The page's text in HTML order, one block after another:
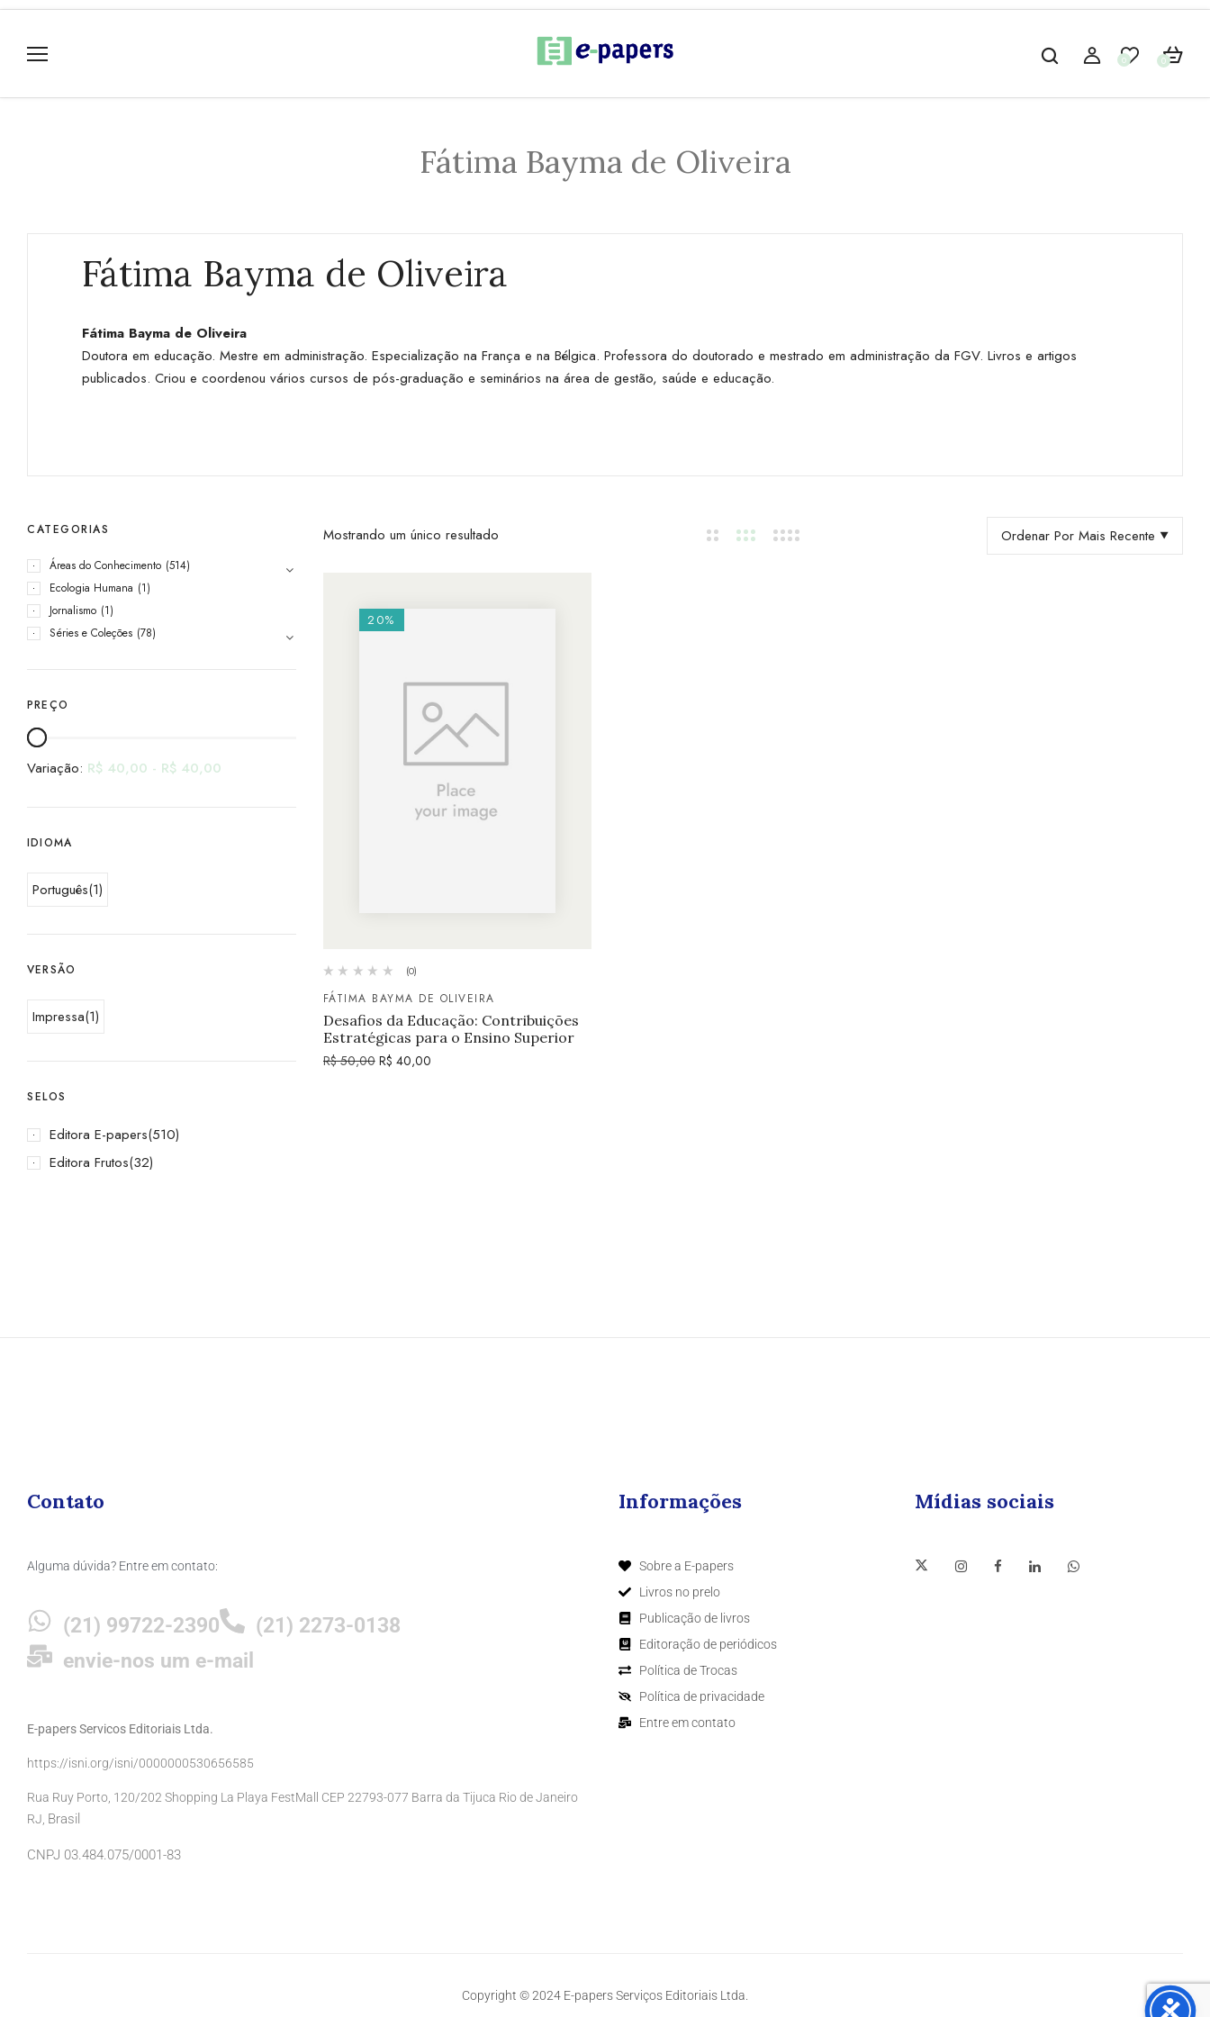
0 0
Fátima Bayma de Oliveira
Fátima Bayma de Oliveira
Fátima Bayma de Oliveira
Doutora em educação. Mestre em administração. Especialização na França e na Bélgica. Professora do doutorado e mestrado em administração da FGV. Livros e artigos
publicados. Criou e coordenou vários cursos de pós-graduação e seminários na área de gestão, saúde e educação.
CATEGORIAS
Áreas do Conhecimento (514)
Ecologia Humana (1)
Jornalismo (1)
Séries e Coleções (78)
PREÇO
Variação: R$ 40,00 - R$ 40,00
IDIOMA
Português(1)
VERSÃO
Impressa(1)
SELOS
Editora E-papers(510)
Editora Frutos(32)
Mostrando um único resultado Ordenar Por Mais Recente
20%
(0)
FÁTIMA BAYMA DE OLIVEIRA
Desafios da Educação: Contribuições
Estratégicas para o Ensino Superior
R$50,00 R$ 40,00
Contato
Alguma dúvida? Entre em contato:
(21) 99722-2390
(21) 2273-0138
envie-nos um e-mail
E-papers Servicos Editoriais Ltda.
https://isni.org/isni/0000000530656585
Rua Ruy Porto, 120/202 Shopping La Playa FestMall CEP 22793-077 Barra da Tijuca Rio de Janeiro
RJ, Brasil
CNPJ 03.484.075/0001-83
Informações
Sobre a E-papers
Livros no prelo
Publicação de livros
Editoração de periódicos
Política de Trocas
Política de privacidade
Entre em contato
Mídias sociais
Copyright © 2024 E-papers Serviços Editoriais Ltda.